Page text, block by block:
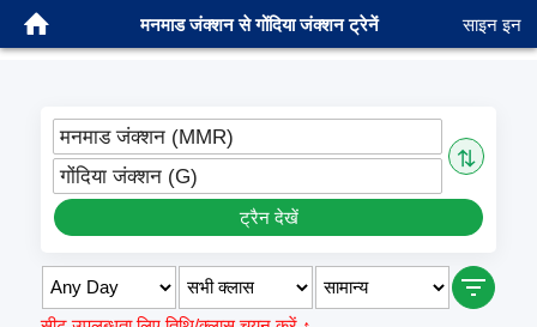
मनमाड जंक्शन से गोंदिया जंक्शन ट्रेनें साइन इन
मनमाड जंक्शन (MMR)
⇅
गोंदिया जंक्शन (G)
ट्रैन देखें